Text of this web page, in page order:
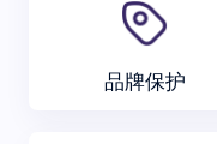
品牌保护